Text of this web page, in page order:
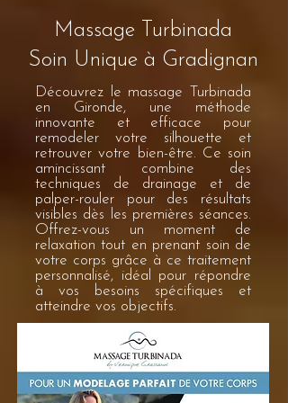
Massage Turbinada
Soin Unique à Gradignan
Découvrez le massage Turbinada
en Gironde, une méthode
innovante et efficace pour
remodeler votre silhouette et
retrouver votre bien-être. Ce soin
amincissant combine des
techniques de drainage et de
palper-rouler pour des résultats
visibles dès les premières séances.
Offrez-vous un moment de
relaxation tout en prenant soin de
votre corps grâce à ce traitement
personnalisé, idéal pour répondre
à vos besoins spécifiques et
atteindre vos objectifs.